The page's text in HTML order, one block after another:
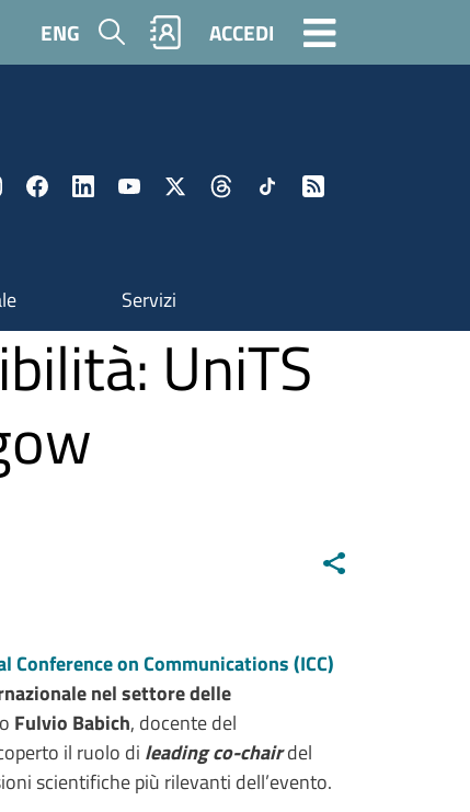
ENG Cerca ACCEDI
Servizi
UniTS
Conference on Communications (ICC)
nel settore delle
Fulvio Babich, docente del
il ruolo di leading co-chairdel
scientifiche più rilevanti dell’evento.